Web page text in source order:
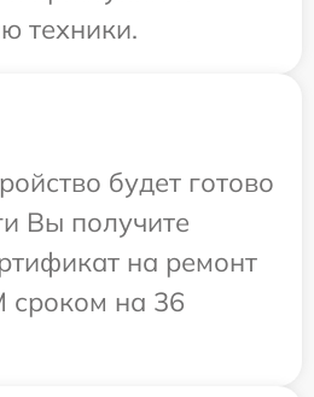
техники.
будет готово
Вы получите
на ремонт
сроком на 36